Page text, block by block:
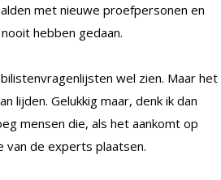
met nieuwe proefpersonen en
hebben gedaan.
wel zien. Maar het
lijden. Gelukkig maar, denk ik dan
mensen die, als het aankomt op
van de experts plaatsen.